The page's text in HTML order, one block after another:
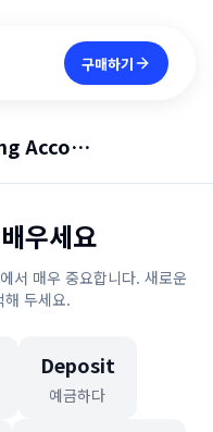
구매하기
Opening a Checking Account
우세요
서 매우 중요합니다. 새로운
해 두세요.
Deposit
예금하다